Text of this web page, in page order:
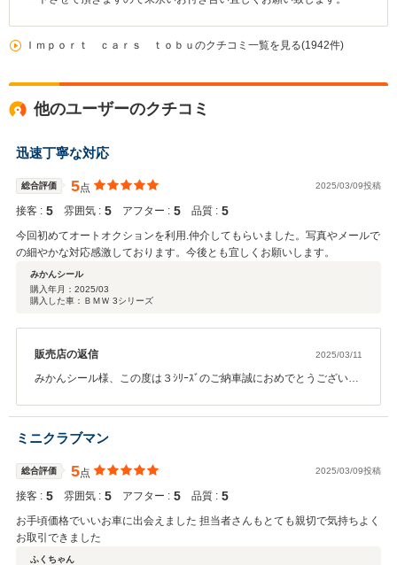
Ｉｍｐｏｒｔ ｃａｒｓ ｔｏｂｕのクチコミ一覧を見る(1942件)
他のユーザーのクチコミ
迅速丁寧な対応
総合評価 5点 2025/03/09投稿
接客 : 5 雰囲気 : 5 アフター : 5 品質 : 5
今回初めてオートオクションを利用.仲介してもらいました。写真やメールで
の細やかな対応感激しております。今後とも宜しくお願いします。
みかんシール
購入年月： 2025/03
購入した車：ＢＭＷ 3シリーズ
販売店の返信 2025/03/11
みかんシール様、この度は３ｼﾘｰｽﾞのご納車誠におめでとうございま
きやすかったです。これからはみかんシール様のカーライフをサポ
ートさせて頂きますので末永いお付き合い宜しくお願いいたしま
す。
ミニクラブマン
総合評価 5点 2025/03/09投稿
接客 : 5 雰囲気 : 5 アフター : 5 品質 : 5
お手頃価格でいいお車に出会えました 担当者さんもとても親切で気持ちよく
お取引できました
ふくちゃん